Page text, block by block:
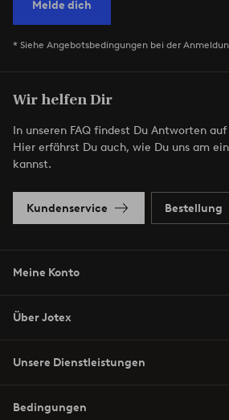
Melde dich
* Siehe Angebotsbedingungen bei der
Wir helfen Dir
In unseren FAQ findest Du Antworten
Hier erfährst Du auch, wie Du uns am
kannst.
Kundenservice Bestellung
Meine Konto
Über Jotex
Unsere Dienstleistungen
Bedingungen